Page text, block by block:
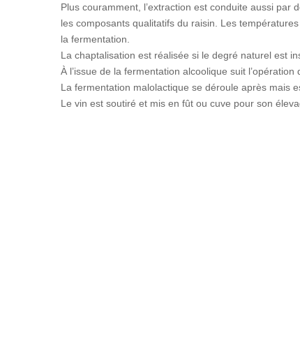
Plus couramment, l’extraction est conduite aussi
les composants qualitatifs du raisin. Les
la fermentation.
La chaptalisation est réalisée si le degré naturel est
À l’issue de la fermentation alcoolique suit
La fermentation malolactique se déroule après mais
Le vin est soutiré et mis en fût ou cuve pour son